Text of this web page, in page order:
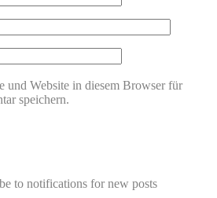
und Website in diesem Browser für
speichern.
to notifications for new posts